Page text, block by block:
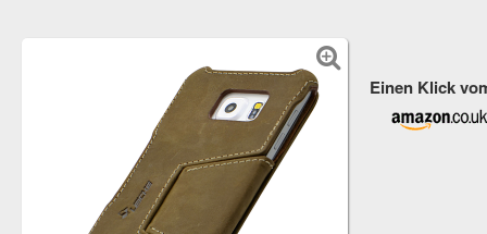
Einen Klick